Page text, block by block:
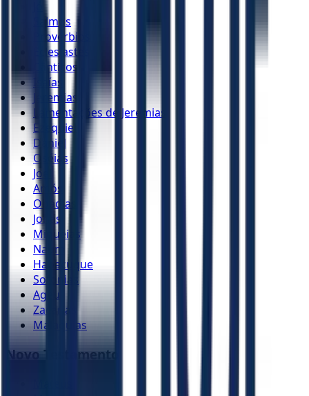
Salmos
Provérbios
Eclesiastes
Cânticos
Isaías
Jeremias
Lamentações de Jeremias
Ezequiel
Daniel
Oséias
Joel
Amós
Obadias
Jonas
Miquéias
Naum
Habacuque
Sofonias
Ageu
Zacarias
Malaquias
Novo Testamento